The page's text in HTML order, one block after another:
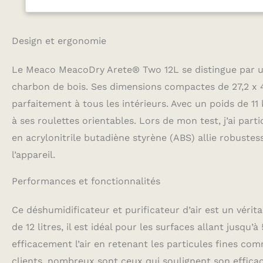
optimized
everyday use.
reduced to just
- The result of 5
dehumidifier is
noise of only
the laundry
a reassuring 5-
Design et ergonomie
Le Meaco MeacoDry Arete® Two 12L se distingue
charbon de bois. Ses dimensions compactes de 27,2
parfaitement à tous les intérieurs. Avec un poids de
à ses roulettes orientables. Lors de mon test, j’ai
en acrylonitrile butadiène styrène (ABS) allie
l’appareil.
Performances et fonctionnalités
Ce déshumidificateur et purificateur d’air est un
de 12 litres, il est idéal pour les surfaces allant jusqu’à
efficacement l’air en retenant les particules fines